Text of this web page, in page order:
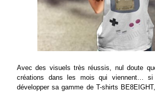
Avec des visuels très réussis, nul doute
créations dans les mois qui viennent…
développer sa gamme de T-shirts